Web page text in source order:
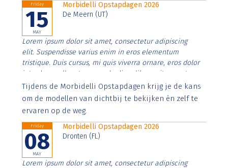
Friday
15
MAY
Morbidelli Opstapdagen 2026
De Meern (UT)
Lorem ipsum dolor sit amet, consectetur adipiscing
elit. Suspendisse varius enim in eros elementum
tristique. Duis cursus, mi quis viverra ornare, eros dolor
interdum nulla, ut commodo diam libero vitae erat.
Aenean faucibus nibh et justo cursus id rutrum lorem
imperdiet. Nunc ut sem vitae risus tristique posuere.
Tijdens de Morbidelli Opstapdagen krijg je de kans
om de modellen van dichtbij te bekijken én zelf te
ervaren op de weg.
Friday
08
MAY
Morbidelli Opstapdagen 2026
Dronten (FL)
Lorem ipsum dolor sit amet, consectetur adipiscing